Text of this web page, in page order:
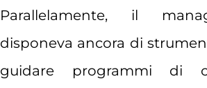
Parallelamente, il
disponeva ancora di
guidare programmi di